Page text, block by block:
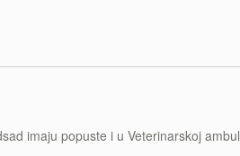
imaju popuste i u Veterinarskoj